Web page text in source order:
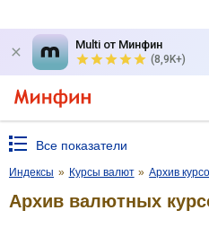
Multi от Минфин
(8,9K+)
Все показатели
Индексы » Курсы валют » Архив
Архив валютных